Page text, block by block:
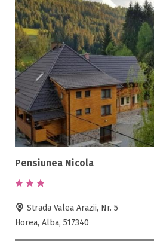
Pensiunea Nicola
Strada Valea Arazii, Nr. 5
Horea, Alba, 517340